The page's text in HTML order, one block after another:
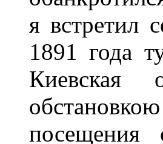
я встретил
1891 года
Киевская
посещения